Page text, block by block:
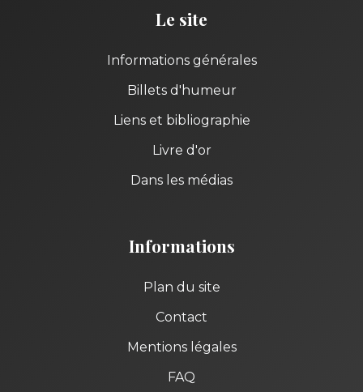
Le site
Informations générales
Billets d'humeur
Liens et bibliographie
Livre d'or
Dans les médias
Informations
Plan du site
Contact
Mentions légales
FAQ